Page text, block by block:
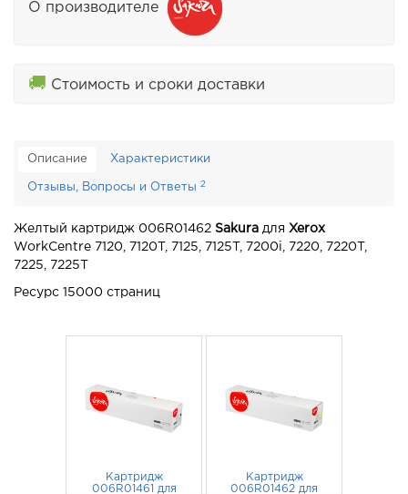
О производителе
🚚 Стоимость и сроки доставки
Описание Характеристики
Отзывы, Вопросы и Ответы 2
Желтый картридж 006R01462 Sakura для Xerox
WorkCentre 7120, 7120T, 7125, 7125T, 7200i, 7220, 7220T,
7225, 7225T
Ресурс 15000 страниц
Картридж
006R01461 для
Картридж
006R01462 для